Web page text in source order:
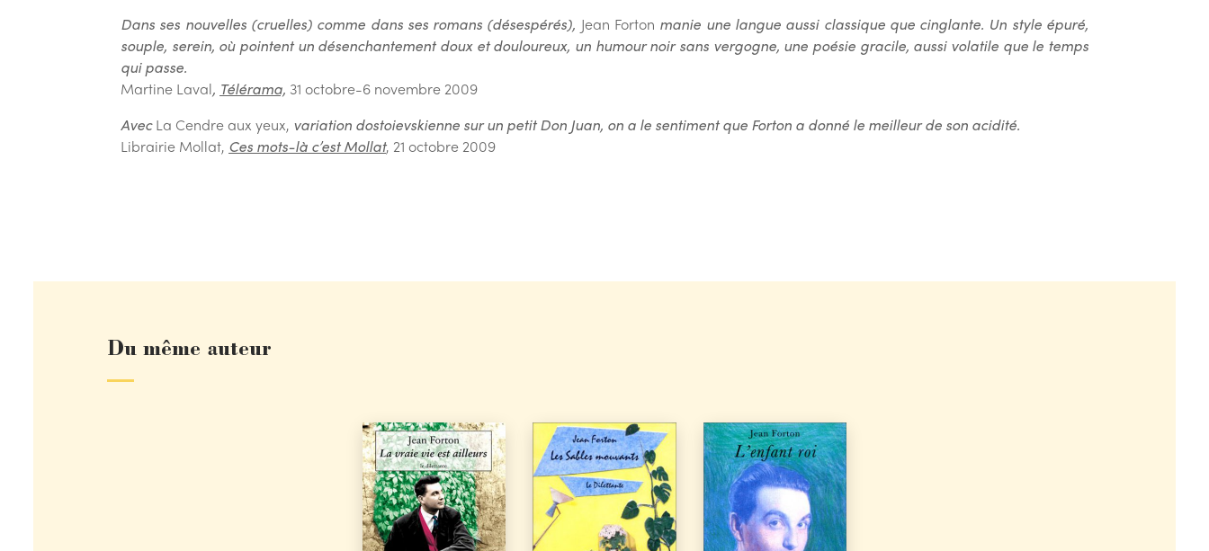
Dans ses nouvelles (cruelles) comme dans ses romans (désespérés), Jean Forton manie une langue aussi classique que cinglante. Un style épuré,
souple, serein, où pointent un désenchantement doux et douloureux, un humour noir sans vergogne, une poésie gracile, aussi volatile que le temps
qui passe.
Martine Laval, Télérama, 31 octobre-6 novembre 2009
AvecLa Cendre aux yeux, variation dostoievskienne sur un petit Don Juan, on a le sentiment que Forton a donné le meilleur de son acidité.
Librairie Mollat, Ces mots-là c’est Mollat, 21 octobre 2009
Du même auteur